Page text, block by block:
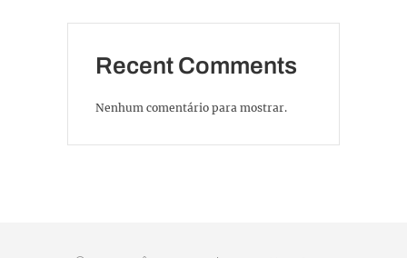
Recent Comments
Nenhum comentário para mostrar.